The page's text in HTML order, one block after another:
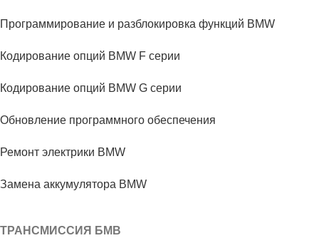
Программирование и разблокировка функций BMW
Кодирование опций BMW F серии
Кодирование опций BMW G серии
Обновление программного обеспечения
Ремонт электрики BMW
Замена аккумулятора BMW
ТРАНСМИССИЯ БМВ